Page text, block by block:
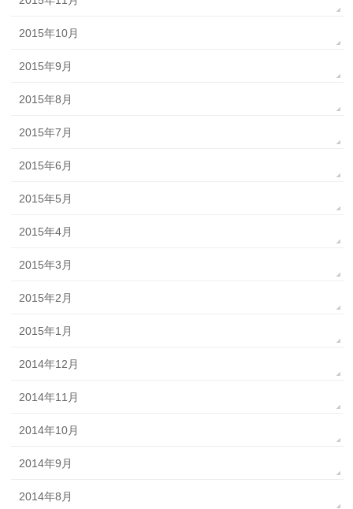
2015年10月
2015年9月
2015年8月
2015年7月
2015年6月
2015年5月
2015年4月
2015年3月
2015年2月
2015年1月
2014年12月
2014年11月
2014年10月
2014年9月
2014年8月